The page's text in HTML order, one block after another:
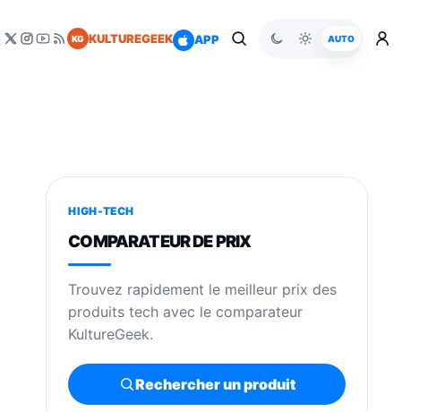
KG KULTUREGEEK APP AUTO
HIGH-TECH
COMPARATEUR DE PRIX
Trouvez rapidement le meilleur prix des
produits tech avec le comparateur
KultureGeek.
Rechercher un produit